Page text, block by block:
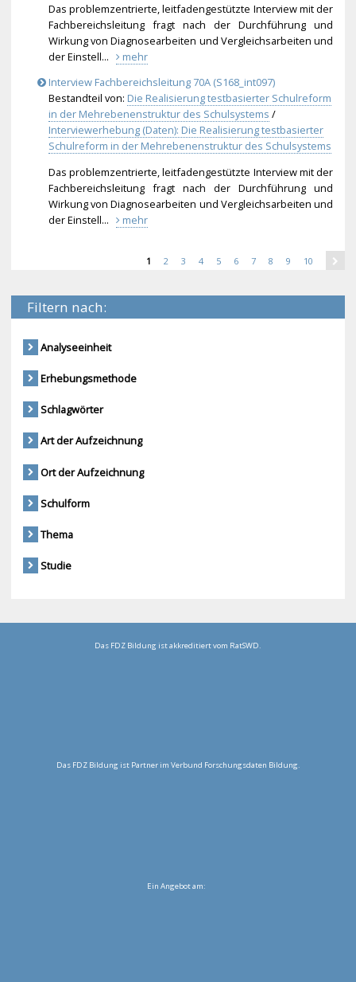
Das problemzentrierte, leitfadengestützte Interview mit der
Fachbereichsleitung fragt nach der Durchführung und
Wirkung von Diagnosearbeiten und Vergleichsarbeiten und
der Einstell...
mehr
Interview Fachbereichsleitung 70A (S168_int097)
Bestandteil von: Die Realisierung testbasierter Schulreform
in der Mehrebenenstruktur des Schulsystems /
Interviewerhebung (Daten): Die Realisierung testbasierter
Schulreform in der Mehrebenenstruktur des Schulsystems
Das problemzentrierte, leitfadengestützte Interview mit der
Fachbereichsleitung fragt nach der Durchführung und
Wirkung von Diagnosearbeiten und Vergleichsarbeiten und
der Einstell...
mehr
1 234 5 6789 10
Filtern nach:
Analyseeinheit
Erhebungsmethode
Schlagwörter
Art der Aufzeichnung
Ort der Aufzeichnung
Schulform
Thema
Studie
Das FDZ Bildung ist akkreditiert vom RatSWD.
Das FDZ Bildung ist Partner im Verbund Forschungsdaten Bildung.
Ein Angebot am: